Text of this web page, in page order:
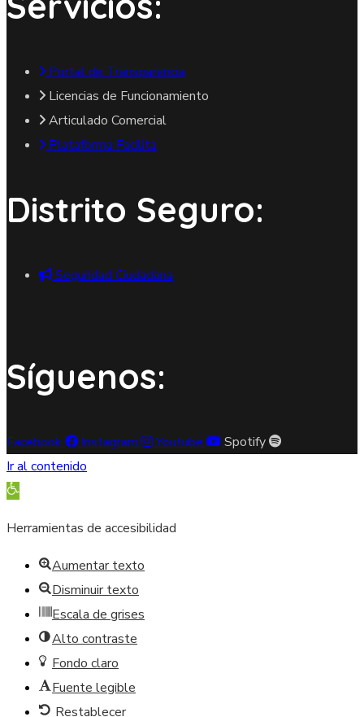
Portal de Transparencia
Licencias de Funcionamiento
Articulado Comercial
Plataforma Facilita
Distrito Seguro:
Seguridad Ciudadana
Síguenos:
Facebook Instagram Youtube
Spotify
Ir al contenido
Abrir barra de herramientas
Herramientas de accesibilidad
Aumentar texto
Disminuir texto
Escala de grises
Alto contraste
Fondo claro
Fuente legible
Restablecer